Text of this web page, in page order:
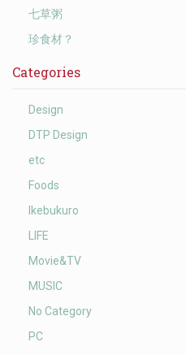
七草粥
珍食材？
Categories
Design
DTP Design
etc
Foods
Ikebukuro
LIFE
Movie&TV
MUSIC
No Category
PC